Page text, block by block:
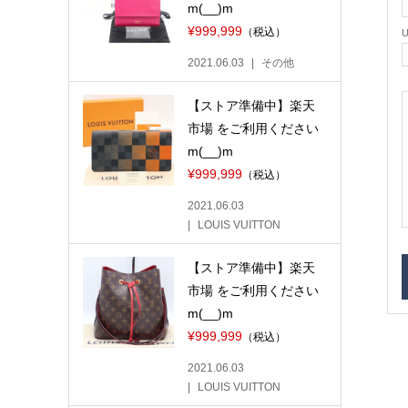
m(__)m
¥999,999（税込）
2021.06.03 その他
【ストア準備中】楽天
市場 をご利用ください
m(__)m
¥999,999（税込）
2021.06.03
LOUIS VUITTON
【ストア準備中】楽天
市場 をご利用ください
m(__)m
¥999,999（税込）
2021.06.03
LOUIS VUITTON